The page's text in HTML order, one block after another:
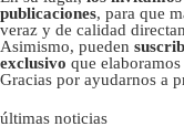
publicaciones, para que
veraz y de calidad
Asimismo, pueden
exclusivo que
Gracias por ayudarnos a
últimas noticias